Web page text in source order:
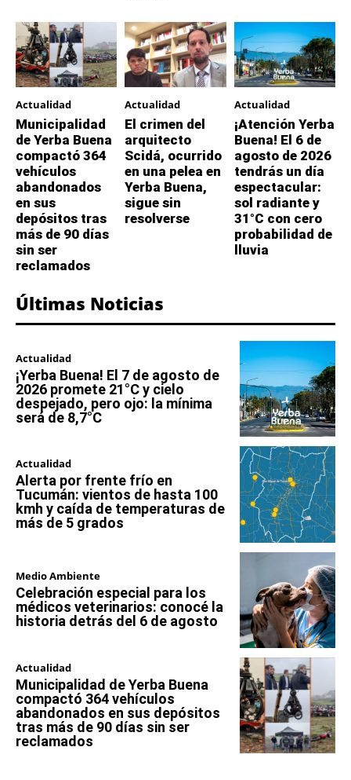
Actualidad
Municipalidad
de Yerba Buena
compactó 364
vehículos
abandonados
en sus
depósitos tras
más de 90 días
sin ser
reclamados
Actualidad
El crimen del
arquitecto
Scidá, ocurrido
en una pelea en
Yerba Buena,
sigue sin
resolverse
Actualidad
¡Atención Yerba
Buena! El 6 de
agosto de 2026
tendrás un día
espectacular:
sol radiante y
31°C con cero
probabilidad de
lluvia
Últimas Noticias
Actualidad
¡Yerba Buena! El 7 de agosto de
2026 promete 21°C y cielo
despejado, pero ojo: la mínima
será de 8,7°C
Actualidad
Alerta por frente frío en
Tucumán: vientos de hasta 100
kmh y caída de temperaturas de
más de 5 grados
Medio Ambiente
Celebración especial para los
médicos veterinarios: conocé la
historia detrás del 6 de agosto
Actualidad
Municipalidad de Yerba Buena
compactó 364 vehículos
abandonados en sus depósitos
tras más de 90 días sin ser
reclamados